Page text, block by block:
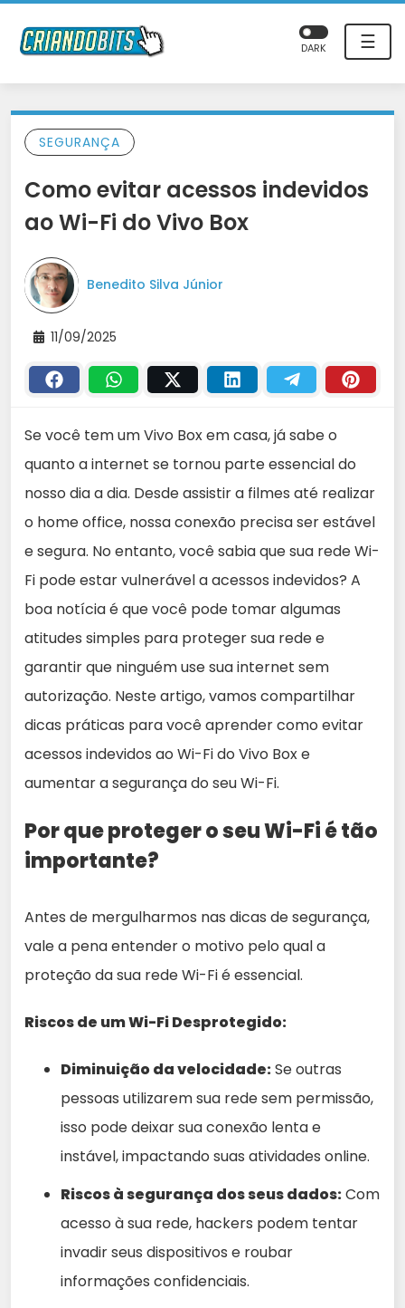
☰
DARK
SEGURANÇA
Como evitar acessos indevidos
ao Wi-Fi do Vivo Box
Benedito Silva Júnior
11/09/2025
Se você tem um Vivo Box em casa, já sabe o
quanto a internet se tornou parte essencial do
nosso dia a dia. Desde assistir a filmes até realizar
o home office, nossa conexão precisa ser estável
e segura. No entanto, você sabia que sua rede Wi-
Fi pode estar vulnerável a acessos indevidos? A
boa notícia é que você pode tomar algumas
atitudes simples para proteger sua rede e
garantir que ninguém use sua internet sem
autorização. Neste artigo, vamos compartilhar
dicas práticas para você aprender como evitar
acessos indevidos ao Wi-Fi do Vivo Box e
aumentar a segurança do seu Wi-Fi.
Por que proteger o seu Wi-Fi é tão
importante?
Antes de mergulharmos nas dicas de segurança,
vale a pena entender o motivo pelo qual a
proteção da sua rede Wi-Fi é essencial.
Riscos de um Wi-Fi Desprotegido:
Diminuição da velocidade:Se outras
pessoas utilizarem sua rede sem permissão,
isso pode deixar sua conexão lenta e
instável, impactando suas atividades online.
Riscos à segurança dos seus dados:Com
acesso à sua rede, hackers podem tentar
invadir seus dispositivos e roubar
informações confidenciais.